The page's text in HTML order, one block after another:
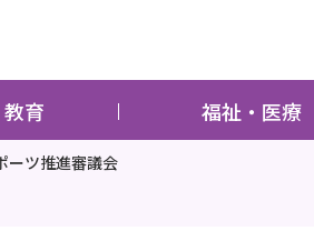
育 福祉・医療
ーツ推進審議会